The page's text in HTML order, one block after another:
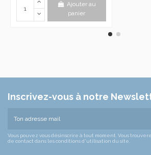
Ajouter au
panier
Inscrivez-vous à notre
Vous pouvez vous désinscrire à tout moment. Vous
de contact dans les conditions d'utilisation du site.